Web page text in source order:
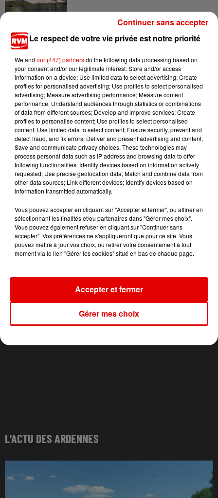
Ardennes - Woinic, le plus grand sanglier du
TITRES DIFFUSÉS
8h38
8h38
DJO
End Of Beginning
8h35
8h35
HUGEL, IMAEL ANGEL,
ULTRA NATE
Movin' To The Sun
8h32
8h32
ADELE CASTILLON
Ete Avec Toi
L'ACTU DES ARDENNES
Le respect de votre vie privée est notre priorité
We and our (447) partnersdo the following data processing based on
your consent and/or our legitimate interest: Store and/or access
information on a device; Use limited data to select advertising; Create
profiles for personalised advertising; Use profiles to select personalised
advertising; Measure advertising performance; Measure content
performance; Understand audiences through statistics or combinations
of data from different sources; Develop and improve services; Create
profiles to personalise content; Use profiles to select personalised
content; Use limited data to select content; Ensure security, prevent and
detect fraud, and fix errors; Deliver and present advertising and content;
Save and communicate privacy choices. These technologies may
process personal data such as IP address and browsing data to offer
following functionalities: Identify devices based on information actively
requested; Use precise geolocation data; Match and combine data from
other data sources; Link different devices; Identify devices based on
information transmitted automatically.
Vous pouvez accepter en cliquant sur "Accepter et fermer", ou affiner en
sélectionnant les finalités et/ou partenaires dans "Gérer mes choix".
Vous pouvez également refuser en cliquant sur "Continuer sans
accepter". Vos préférences ne s'appliqueront que pour ce site. Vous
pouvez mettre à jour vos choix, ou retirer votre consentement à tout
moment via le lien "Gérer les cookies" situé en bas de chaque page.
Gérer mes choix
Accepter et fermer
Continuer sans accepter